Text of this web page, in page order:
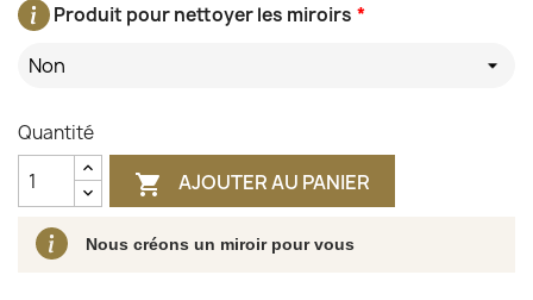
*
Produit pour nettoyer les miroirs
Non
Quantité
 AJOUTER AU PANIER
Nous créons un miroir pour vous